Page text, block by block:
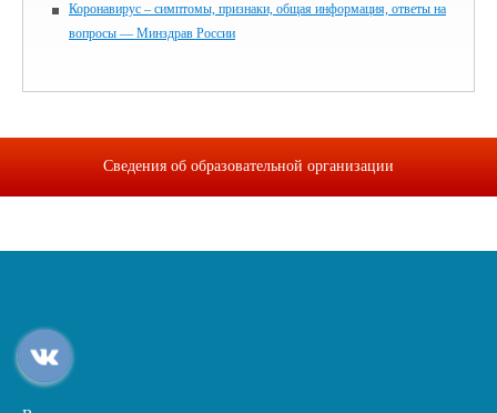
Коронавирус – симптомы, признаки, общая информация, ответы на
вопросы — Минздрав России
Сведения об образовательной организации